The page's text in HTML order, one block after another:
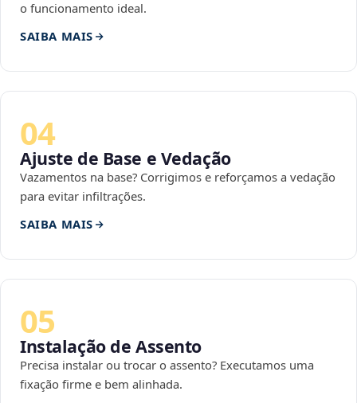
o funcionamento ideal.
SAIBA MAIS
04
Ajuste de Base e Vedação
Vazamentos na base? Corrigimos e reforçamos a vedação
para evitar infiltrações.
SAIBA MAIS
05
Instalação de Assento
Precisa instalar ou trocar o assento? Executamos uma
fixação firme e bem alinhada.